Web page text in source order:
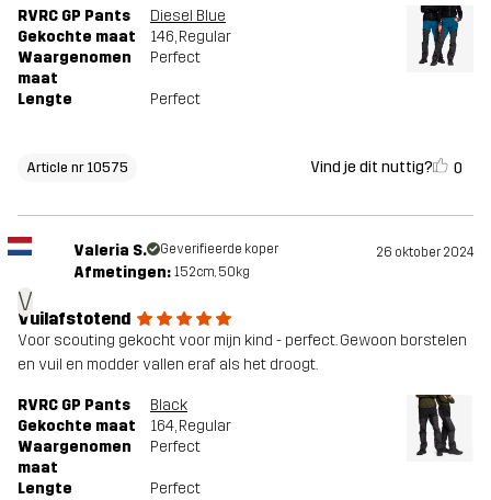
RVRC GP Pants
Diesel Blue
Gekochte maat
146, Regular
Waargenomen
maat
Perfect
Lengte Perfect
Article nr 10575 Vind je dit nuttig? 0
V
Valeria S. Geverifieerde koper 26 oktober 2024
Afmetingen: 152cm, 50kg
Vuilafstotend
Voor scouting gekocht voor mijn kind - perfect. Gewoon borstelen
en vuil en modder vallen eraf als het droogt.
RVRC GP Pants
Black
Gekochte maat
164, Regular
Waargenomen
maat
Perfect
Lengte Perfect